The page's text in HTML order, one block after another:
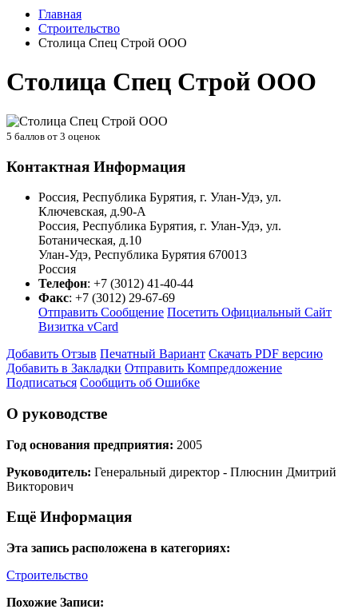
Главная
Строительство
Столица Спец Строй ООО
Столица Спец Строй ООО
5 баллов от 3 оценок
Контактная Информация
Россия, Республика Бурятия, г. Улан-Удэ, ул.
Ключевская, д.90-А
Россия, Республика Бурятия, г. Улан-Удэ, ул.
Ботаническая, д.10
Улан-Удэ, Республика Бурятия 670013
Россия
Телефон: +7 (3012) 41-40-44
Факс: +7 (3012) 29-67-69
Отправить Сообщение Посетить Официальный Сайт
Визитка vCard
Добавить Отзыв Печатный Вариант Скачать PDF версию
Добавить в Закладки Отправить Компредложение
Подписаться Сообщить об Ошибке
О руководстве
Год основания предприятия: 2005
Руководитель: Генеральный директор - Плюснин Дмитрий
Викторович
Ещё Информация
Эта запись расположена в категориях:
Строительство
Похожие Записи: